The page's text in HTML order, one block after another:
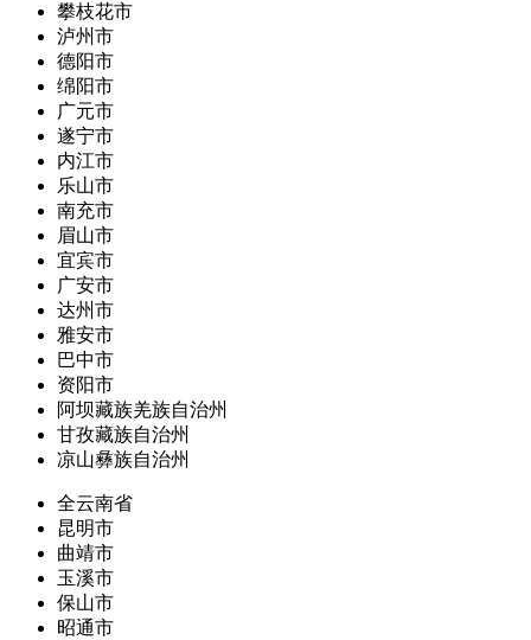
攀枝花市
泸州市
德阳市
绵阳市
广元市
遂宁市
内江市
乐山市
南充市
眉山市
宜宾市
广安市
达州市
雅安市
巴中市
资阳市
阿坝藏族羌族自治州
甘孜藏族自治州
凉山彝族自治州
全云南省
昆明市
曲靖市
玉溪市
保山市
昭通市